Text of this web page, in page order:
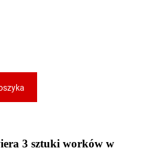
3 sztuki worków w